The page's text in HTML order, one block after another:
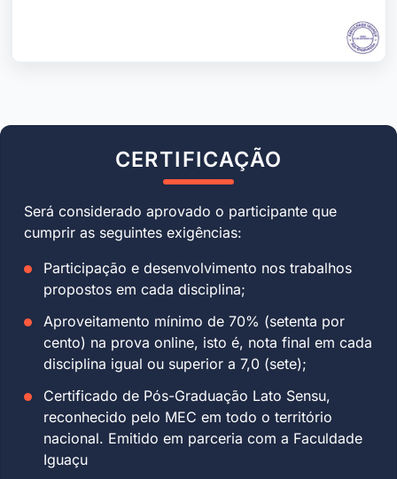
CERTIFICAÇÃO
Será considerado aprovado o participante que
cumprir as seguintes exigências:
Participação e desenvolvimento nos trabalhos
propostos em cada disciplina;
Aproveitamento mínimo de 70% (setenta por
cento) na prova online, isto é, nota final em cada
disciplina igual ou superior a 7,0 (sete);
Certificado de Pós-Graduação Lato Sensu,
reconhecido pelo MEC em todo o território
nacional. Emitido em parceria com a Faculdade
Iguaçu